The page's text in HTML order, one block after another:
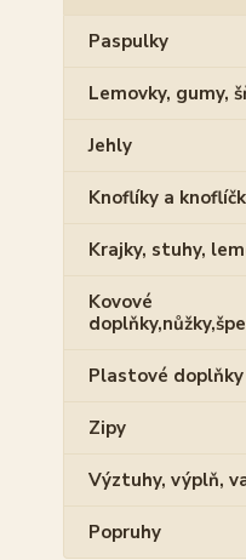
Paspulky
Lemovky, gumy,
Jehly
Knoflíky a
Krajky, stuhy,
Kovové
Plastové doplňky
Zipy
Výztuhy, výplň,
Popruhy